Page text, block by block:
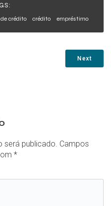
crédito crédito empréstimo
Next
será publicado. Campos
*